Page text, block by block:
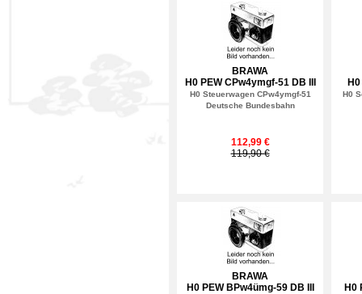
BRAWA
H0 PEW CPw4ymgf-51 DB III
H0 Steuerwagen CPw4ymgf-51
Deutsche Bundesbahn
112,99 €
119,90 €
H0
BRAWA
H0 PEW BPw4ümg-59 DB III
H0